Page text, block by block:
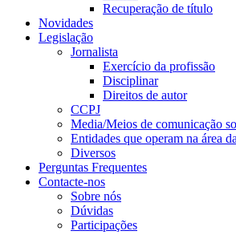
Recuperação de título
Novidades
Legislação
Jornalista
Exercício da profissão
Disciplinar
Direitos de autor
CCPJ
Media/Meios de comunicação
Entidades que operam na área
Diversos
Perguntas Frequentes
Contacte-nos
Sobre nós
Dúvidas
Participações